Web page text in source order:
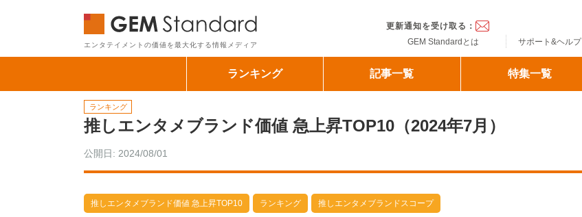
エンタテイメントの価値を最大化する情報メディア
更新通知を受け取る：
GEM Standardとは
サポート&ヘルプ
ランキング 記事一覧 特集一覧
ランキング
推しエンタメブランド価値 急上昇TOP10（2024年7月）
公開日: 2024/08/01
推しエンタメブランド価値 急上昇TOP10 ランキング 推しエンタメブランドスコープ